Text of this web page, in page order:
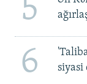
5
6
siyasi